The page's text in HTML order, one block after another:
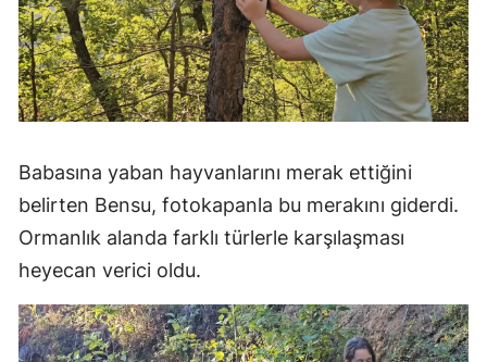
Babasına yaban hayvanlarını merak ettiğini
belirten Bensu, fotokapanla bu merakını giderdi.
Ormanlık alanda farklı türlerle karşılaşması
heyecan verici oldu.